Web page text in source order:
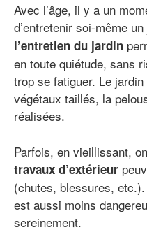
Avec l’âge, il y a un
d’entretenir soi-même
l’entretien du jardin
en toute quiétude, sans
trop se fatiguer. Le
végétaux taillés, la
réalisées.
Parfois, en vieillissant,
travaux d’extérieur
(chutes, blessures,
est aussi moins
sereinement.